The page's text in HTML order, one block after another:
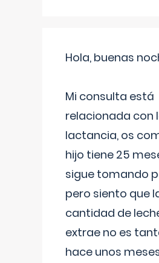
Hola, buenas
Mi consulta está
relacionada con
lactancia, os
hijo tiene 25
sigue tomando
pero siento que
cantidad de
extrae no es
hace unos